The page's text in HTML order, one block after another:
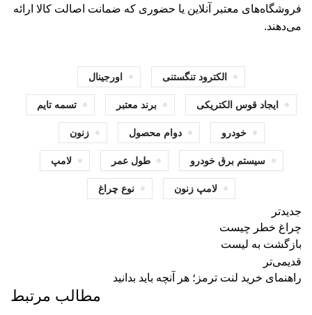
فروشگاه‌های معتبر آنلاین یا حضوری که ضمانت اصالت کالا ارائه
می‌دهند.
الکترود تنگستنی اورجینال
ایجاد قوس الکتریکی برند معتبر تسمه تایم
خودرو دوام محصول زنون
سیستم برق خودرو طول عمر لامپ
لامپ زنون نوع چراغ
جدیدتر
چراغ خطر چیست
بازگشت به لیست
قدیمی‌تر
راهنمای خرید لنت ترمز؛ هر آنچه باید بدانید
مطالب مرتبط